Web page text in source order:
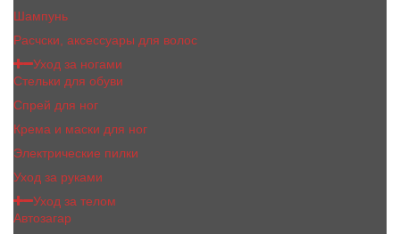
Шампунь
Расчски, аксессуары для волос
Уход за ногами
Стельки для обуви
Спрей для ног
Крема и маски для ног
Электрические пилки
Уход за руками
Уход за телом
Автозагар